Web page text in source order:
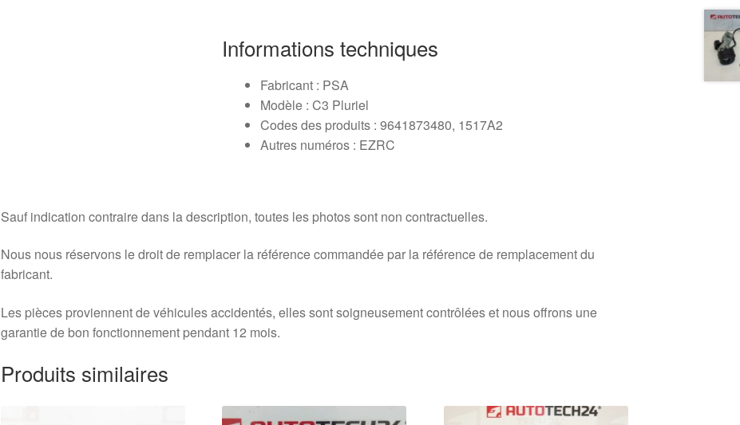
Informations techniques
Fabricant : PSA
Modèle : C3 Pluriel
Codes des produits : 9641873480, 1517A2
Autres numéros : EZRC
Sauf indication contraire dans la description, toutes les photos sont non contractuelles.
Nous nous réservons le droit de remplacer la référence commandée par la référence de remplacement du
fabricant.
Les pièces proviennent de véhicules accidentés, elles sont soigneusement contrôlées et nous offrons une
garantie de bon fonctionnement pendant 12 mois.
Produits similaires